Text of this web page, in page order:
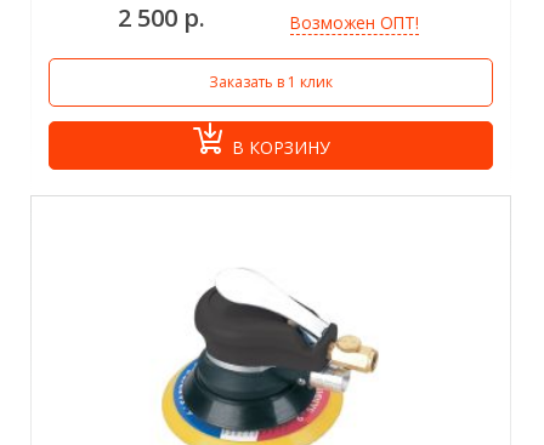
2 500 р. Возможен ОПТ!
Заказать в 1 клик
В КОРЗИНУ